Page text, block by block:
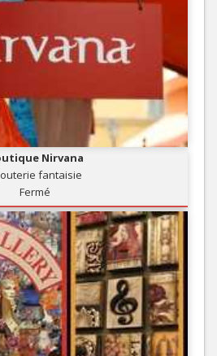
Nirvana
fantaisie
Fermé